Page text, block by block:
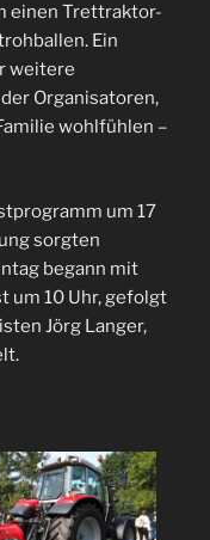
einen Trettraktor-
Ein
weitere
Organisatoren,
wohlfühlen –
um 17
sorgten
begann mit
um 10 Uhr, gefolgt
Jörg Langer,